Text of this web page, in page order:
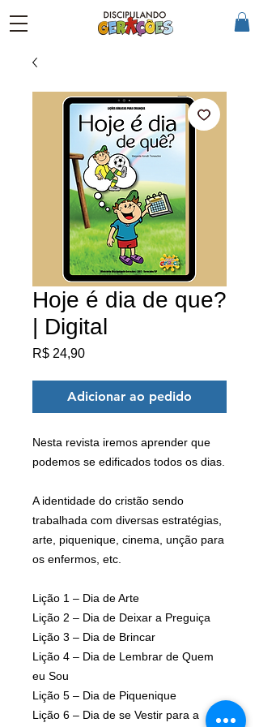
Hoje é dia de que?
| Digital
R$ 24,90Preço
Adicionar ao pedido
Nesta revista iremos aprender que
podemos se edificados todos os dias.
A identidade do cristão sendo
trabalhada com diversas estratégias,
arte, piquenique, cinema, unção para
os enfermos, etc.
Lição 1 – Dia de Arte
Lição 2 – Dia de Deixar a Preguiça
Lição 3 – Dia de Brincar
Lição 4 – Dia de Lembrar de Quem
eu Sou
Lição 5 – Dia de Piquenique
Lição 6 – Dia de se Vestir para a